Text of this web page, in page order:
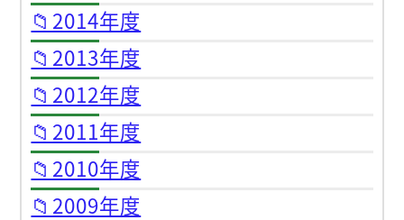
📁2014年度
📁2013年度
📁2012年度
📁2011年度
📁2010年度
📁2009年度